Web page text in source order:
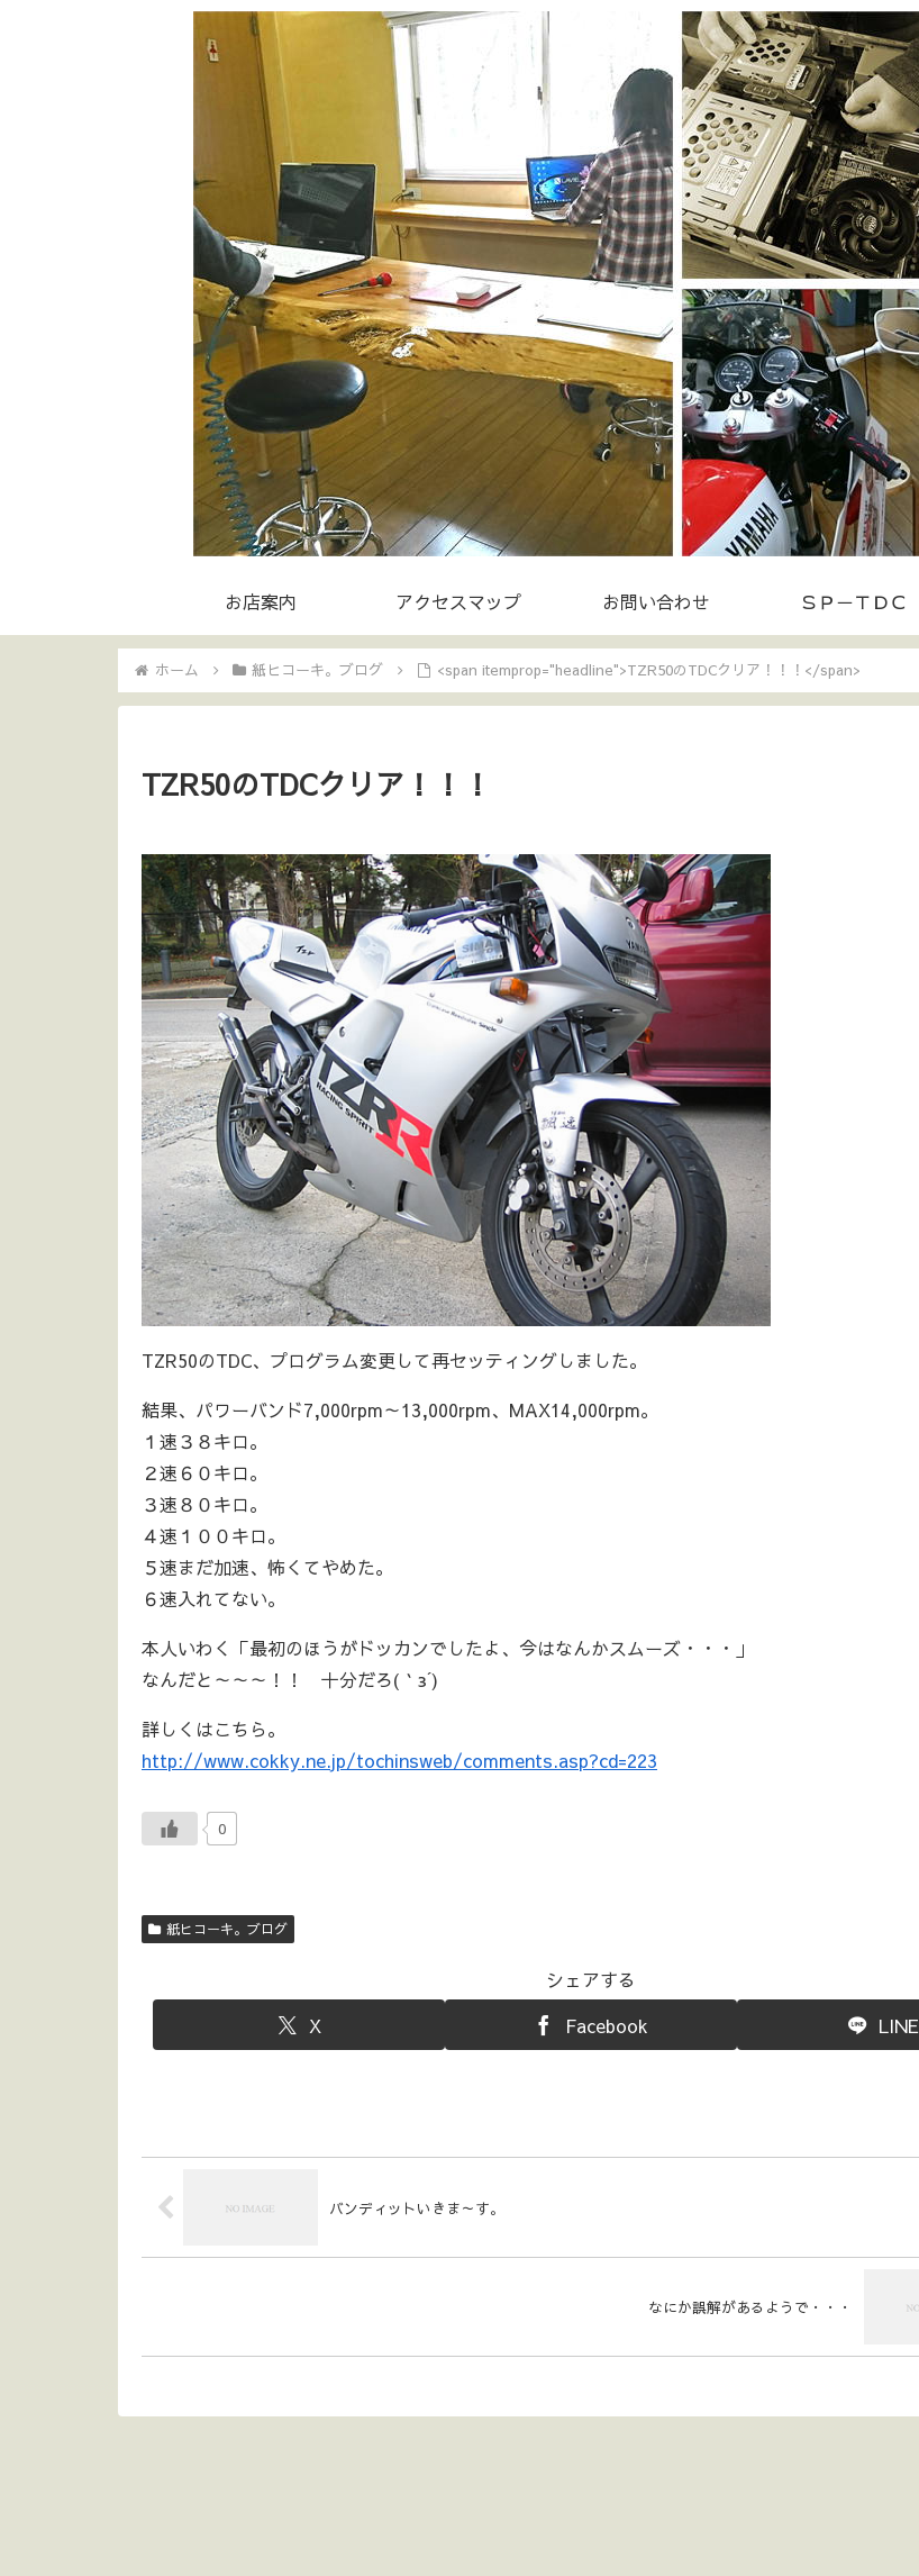
お店案内 アクセスマップ お問い合わせ ＳＰ－ＴＤＣ
ホーム 紙ヒコーキ。ブログ <span itemprop="headline">TZR50のTDCクリア！！！</span>
TZR50のTDCクリア！！！
TZR50のTDC、プログラム変更して再セッティングしました。
結果、パワーバンド7,000rpm～13,000rpm、MAX14,000rpm。
１速３８キロ。
２速６０キロ。
３速８０キロ。
４速１００キロ。
５速まだ加速、怖くてやめた。
６速入れてない。
本人いわく「最初のほうがドッカンでしたよ、今はなんかスムーズ・・・」
なんだと～～～！！ 十分だろ(｀з´)
詳しくはこちら。
http://www.cokky.ne.jp/tochinsweb/comments.asp?cd=223
0
紙ヒコーキ。ブログ
シェアする
X
Facebook LINE
バンディットいきま～す。
なにか誤解があるようで・・・